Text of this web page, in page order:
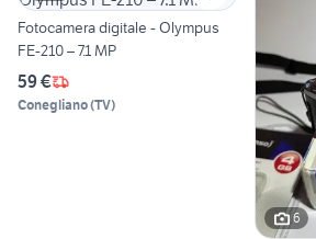
Fotocamera digitale - Olympus
FE-210 – 7.1 MP
59 €
Conegliano(TV)
6